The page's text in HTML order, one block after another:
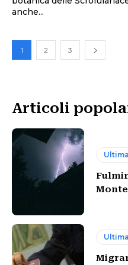
anche...
1 2 3
Articoli